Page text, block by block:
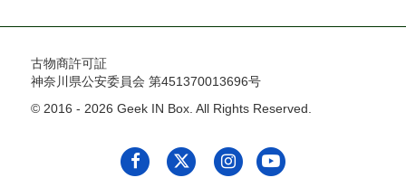
古物商許可証
神奈川県公安委員会 第451370013696号
© 2016 - 2026 Geek IN Box. All Rights Reserved.